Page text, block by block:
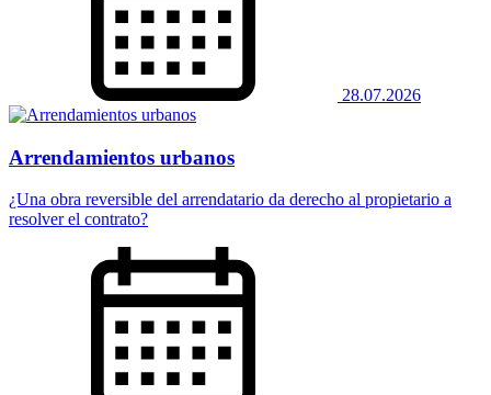
28.07.2026
Arrendamientos urbanos
¿Una obra reversible del arrendatario da derecho al propietario a
resolver el contrato?